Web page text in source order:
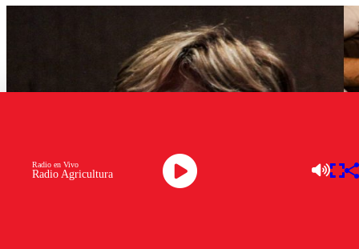
Radio Agricultura
Radio en Vivo